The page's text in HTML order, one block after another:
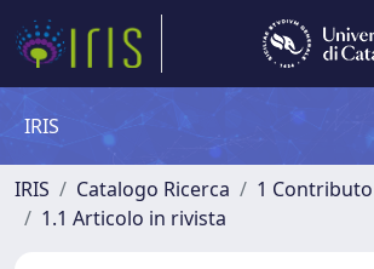
IRIS
IRIS Catalogo Ricerca
1
1.1 Articolo in rivista